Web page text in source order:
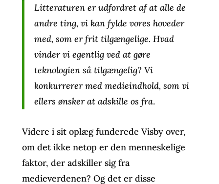
Litteraturen er udfordret af at alle de
andre ting, vi kan fylde vores hoveder
med, som er frit tilgængelige. Hvad
vinder vi egentlig ved at gøre
teknologien så tilgængelig? Vi
konkurrerer med medieindhold, som vi
ellers ønsker at adskille os fra.
Videre i sit oplæg funderede Visby over,
om det ikke netop er den menneskelige
faktor, der adskiller sig fra
medieverdenen? Og det er disse